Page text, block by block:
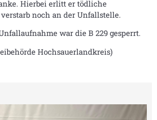
Hierbei erlitt er tödliche
noch an der Unfallstelle.
war die B 229 gesperrt.
Hochsauerlandkreis)